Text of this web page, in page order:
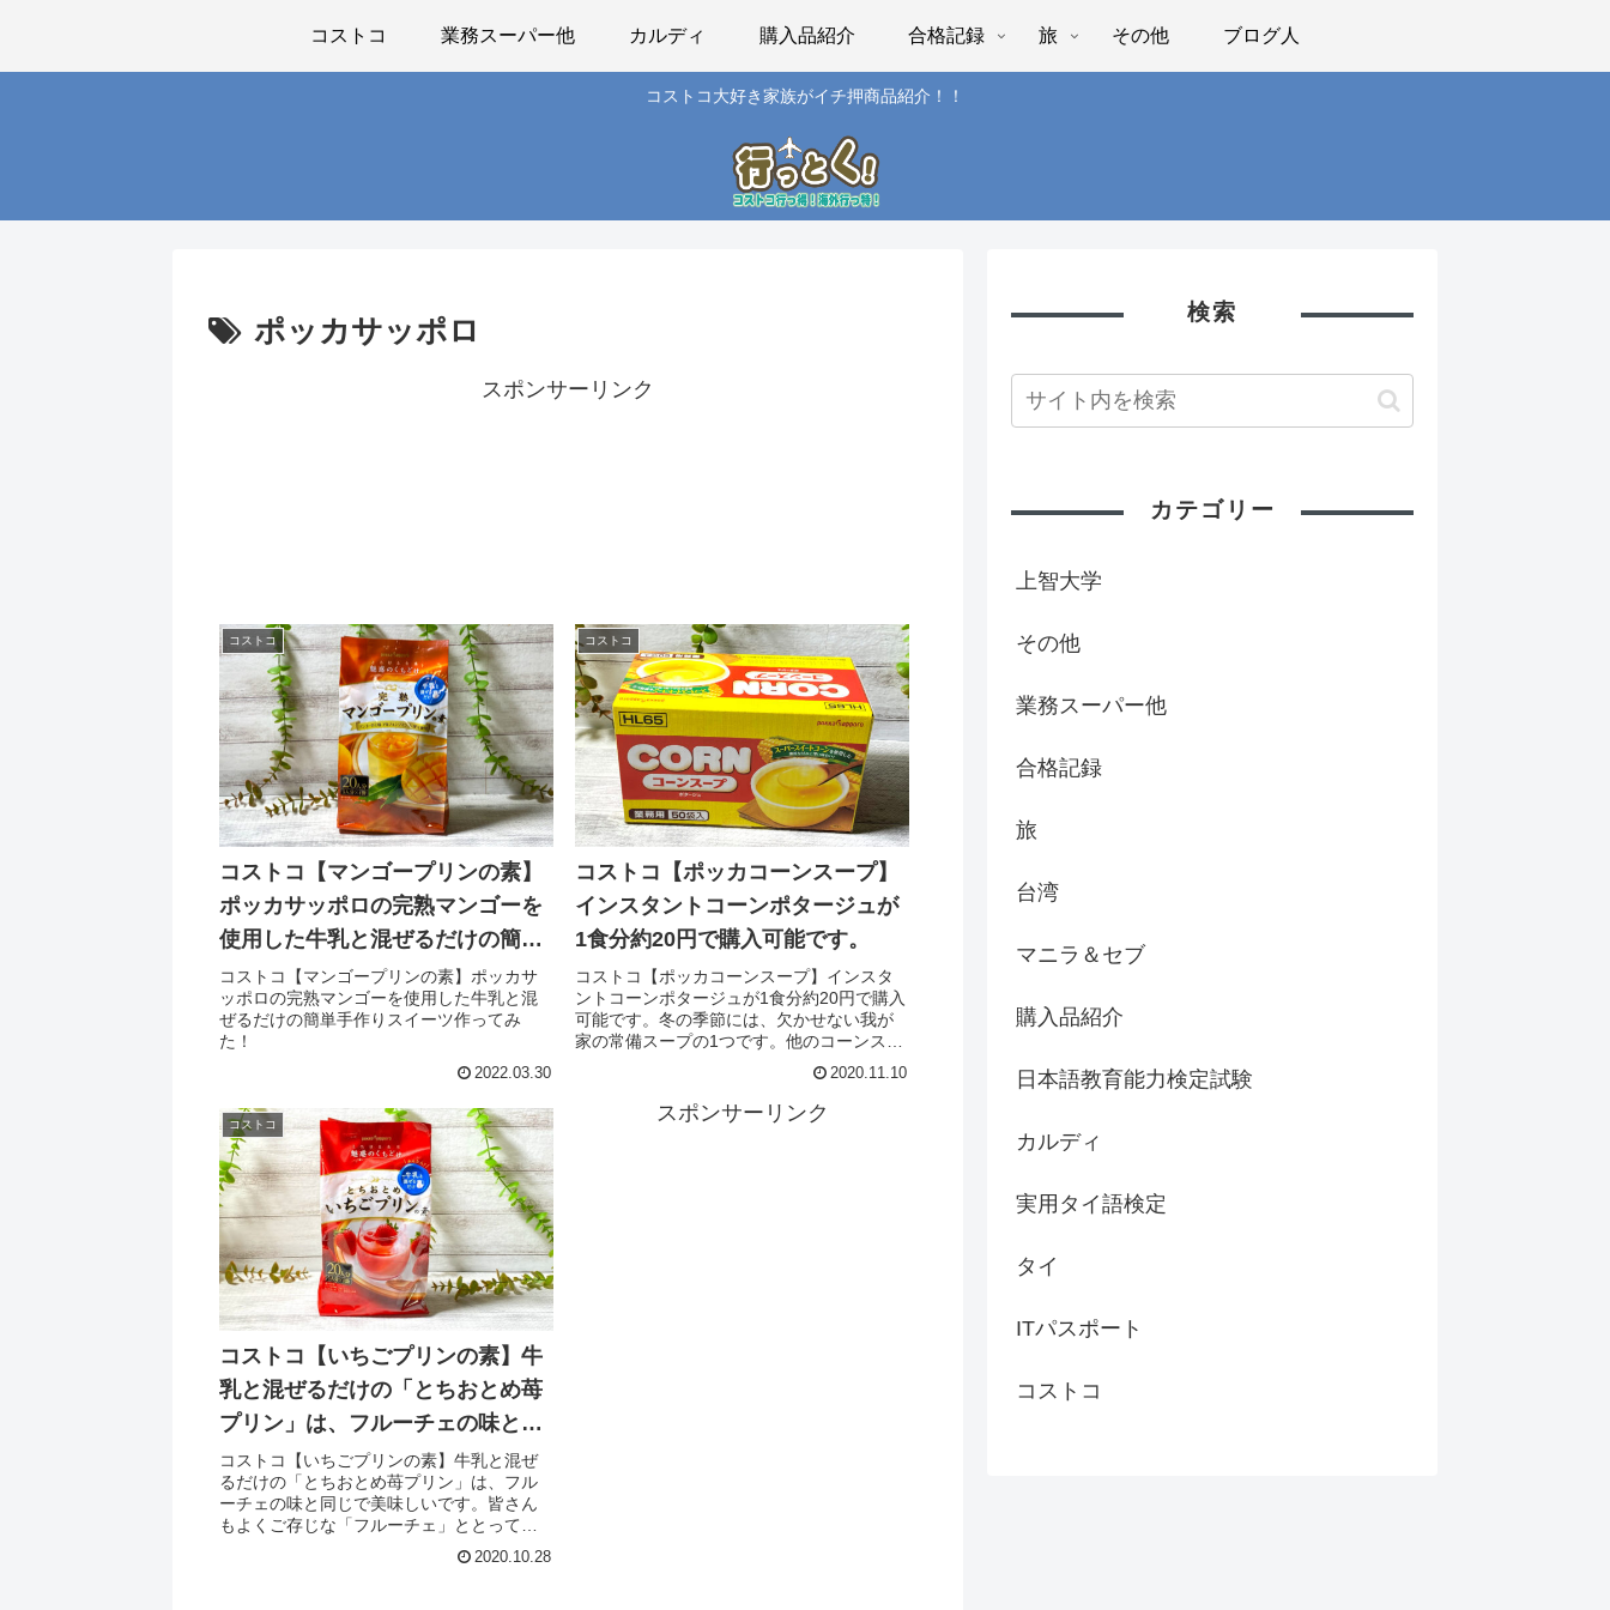
コストコ大好き家族がイチ押商品紹介！！
コストコ 業務スーパー他 カルディ 購入品紹介 合格記録 旅 その他 ブログ人
ポッカサッポロ
スポンサーリンク
コストコ
コストコ【マンゴープリンの素】
ポッカサッポロの完熟マンゴーを
使用した牛乳と混ぜるだけの簡単
手作りスイーツ作ってみた！
コストコ【マンゴープリンの素】ポッカサ
ッポロの完熟マンゴーを使用した牛乳と混
ぜるだけの簡単手作りスイーツ作ってみ
た！
2022.03.30
コストコ
コストコ【ポッカコーンスープ】
インスタントコーンポタージュが
1食分約20円で購入可能です。
コストコ【ポッカコーンスープ】インスタ
ントコーンポタージュが1食分約20円で購入
可能です。冬の季節には、欠かせない我が
家の常備スープの1つです。他のコーンスー
プとの大きな違いは、具材が全く入ってい
ないのと、濃厚なコーンスープというより
は、サラリとした感じなのでくどくなく、
飽きないので毎日でも飲めてしまう程で
2020.11.10
コストコ
コストコ【いちごプリンの素】牛
乳と混ぜるだけの「とちおとめ苺
プリン」は、フルーチェの味と同
じで美味しいです。
コストコ【いちごプリンの素】牛乳と混ぜ
るだけの「とちおとめ苺プリン」は、フル
ーチェの味と同じで美味しいです。皆さん
もよくご存じな「フルーチェ」ととっても
似ています。「フルーチェ」は、果肉も入
っているのですが、こちらの商品はその果
2020.10.28
スポンサーリンク
検索
カテゴリー
上智大学
その他
業務スーパー他
合格記録
旅
台湾
マニラ＆セブ
購入品紹介
日本語教育能力検定試験
カルディ
実用タイ語検定
タイ
ITパスポート
コストコ